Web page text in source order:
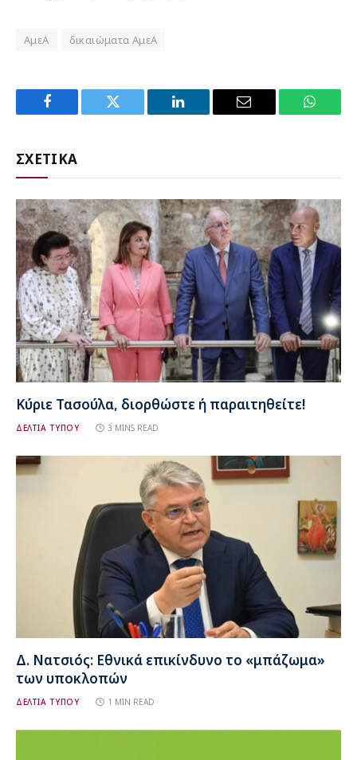
ΑμεΑ δικαιώματα ΑμεΑ
Facebook Twitter LinkedIn Email
ΣΧΕΤΙΚΑ
Κύριε Τασούλα, διορθώστε ή παραιτηθείτε!
ΔΕΛΤΙΑ ΤΥΠΟΥ 3 MINS READ
Δ. Νατσιός: Εθνικά επικίνδυνο το «μπάζωμα»
των υποκλοπών
ΔΕΛΤΙΑ ΤΥΠΟΥ 1 MIN READ